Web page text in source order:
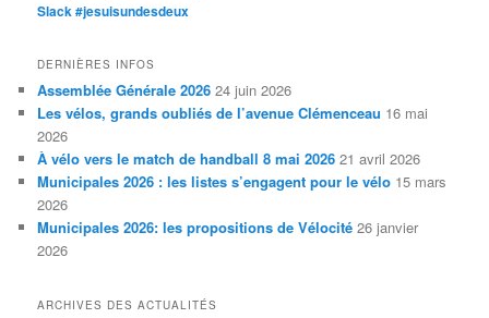
Slack #jesuisundesdeux
DERNIÈRES INFOS
Assemblée Générale 2026 24 juin 2026
Les vélos, grands oubliés de l’avenue Clémenceau 16 mai
2026
À vélo vers le match de handball 8 mai 2026 21 avril 2026
Municipales 2026 : les listes s’engagent pour le vélo 15 mars
2026
Municipales 2026: les propositions de Vélocité 26 janvier
2026
ARCHIVES DES ACTUALITÉS